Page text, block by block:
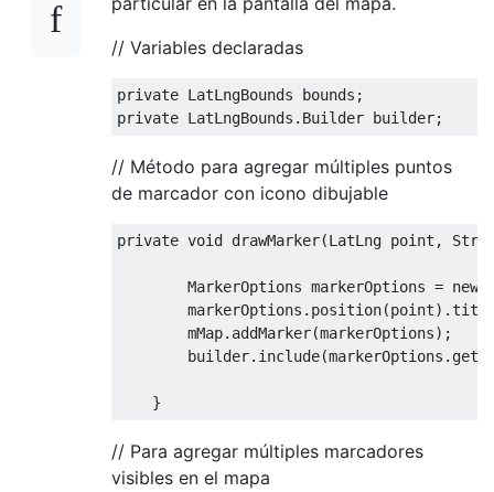
// Variables declaradas
private LatLngBounds bounds ;
private LatLngBounds . Builder builder;
// Método para agregar múltiples puntos
de marcador con icono dibujable
private void drawMarker(LatLng point ,
MarkerOptions markerOptions = new
        markerOptions
. position(point).
        mMap
. addMarker(markerOptions);
        builder
. include(markerOptions .
}
// Para agregar múltiples marcadores
visibles en el mapa